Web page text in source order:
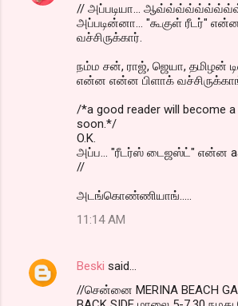
// அப்படியா...
அப்படின்னா... "கூகுள் ரீடர்"
வச்சிருக்கார்.
நம்ம சன், ராஜ், ஜெயா, தமிழன்
என்ன என்ன பிளாக்
/*a good reader will become a
soon.*/
O.K.
அப்ப... "ரீடர்ஸ் டைஜஸ்ட்" என்ன
//
அடங்கொண்ணியாங்.....
11:14 AM
Beski said…
//சென்னை MERINA BEACH